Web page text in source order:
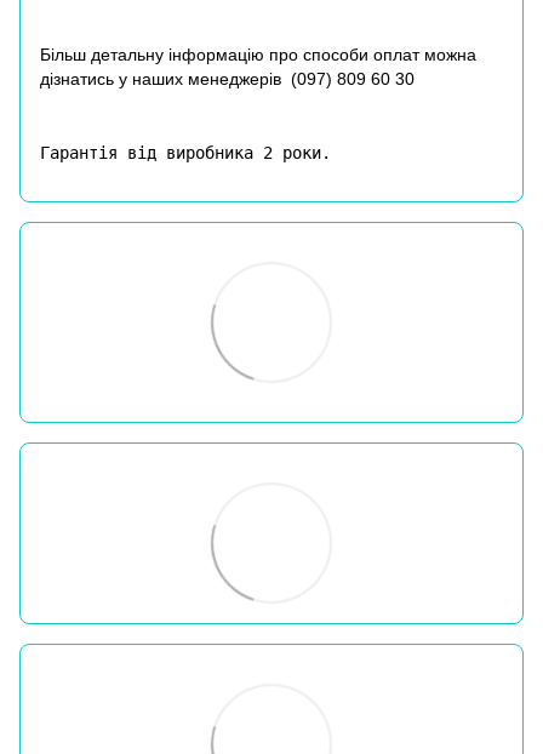
Більш детальну інформацію про способи оплат можна
дізнатись у наших менеджерів (097) 809 60 30
Гарантія від виробника 2 роки.